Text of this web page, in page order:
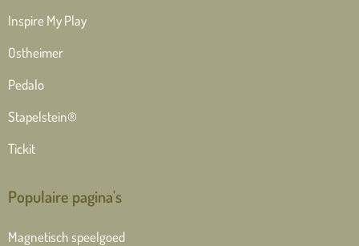
Inspire My Play
Ostheimer
Pedalo
Stapelstein®
Tickit
Populaire pagina's
Magnetisch speelgoed